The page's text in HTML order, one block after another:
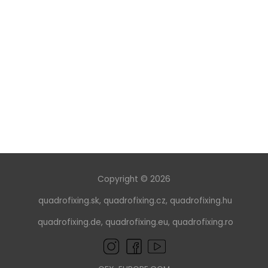
Copyright © 2026
quadrofixing.sk, quadrofixing.cz, quadrofixing.hu
quadrofixing.de, quadrofixing.eu, quadrofixing.ro